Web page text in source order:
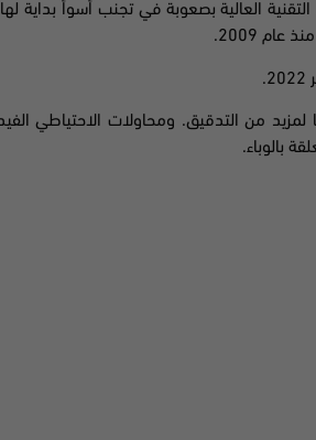
ذات التقنية العالية بصعوبة في تجنب أسوأ بداية
2009.
من التدقيق. ومحاولات الاحتياطي
بالوباء.